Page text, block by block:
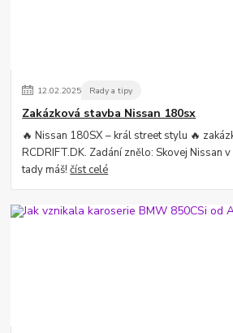
12.02.2025 Rady a tipy
Zakázková stavba Nissan 180sx
🔥 Nissan 180SX – král street stylu 🔥
RCDRIFT.DK. Zadání znělo: Skovej Nissan
tady máš!číst celé